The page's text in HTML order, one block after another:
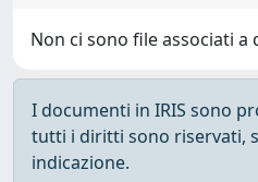
Non ci sono file associati
I documenti in IRIS sono
tutti i diritti sono riservati,
indicazione.